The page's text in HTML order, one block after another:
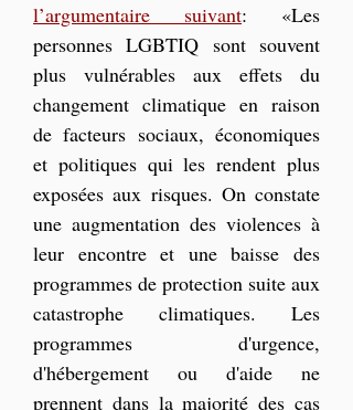
l’argumentaire suivant: «Les
personnes LGBTIQ sont souvent
plus vulnérables aux effets du
changement climatique en raison
de facteurs sociaux, économiques
et politiques qui les rendent plus
exposées aux risques. On constate
une augmentation des violences à
leur encontre et une baisse des
programmes de protection suite aux
catastrophe climatiques. Les
programmes d'urgence,
d'hébergement ou d'aide ne
prennent dans la majorité des cas